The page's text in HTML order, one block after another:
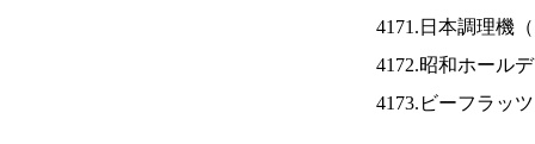
4171.日本調理機（
4172.昭和ホール
4173.ビーフラッ